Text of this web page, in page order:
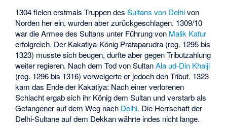
1304 fielen erstmals Truppen desSultans von Delhivon
Norden her ein, wurden aber zurückgeschlagen. 1309/10
war die Armee des Sultans unter Führung von Malik Kafur
erfolgreich. Der Kakatiya-König Prataparudra (reg. 1295 bis
1323) musste sich beugen, durfte aber gegen Tributzahlung
weiter regieren. Nach dem Tod von SultanAla ud-Din Khalji
(reg. 1296 bis 1316) verweigerte er jedoch den Tribut. 1323
kam das Ende der Kakatiya: Nach einer verlorenen
Schlacht ergab sich ihr König dem Sultan und verstarb als
Gefangener auf dem Weg nach Delhi. Die Herrschaft der
Delhi-Sultane auf dem Dekkan währte indes nicht lange.